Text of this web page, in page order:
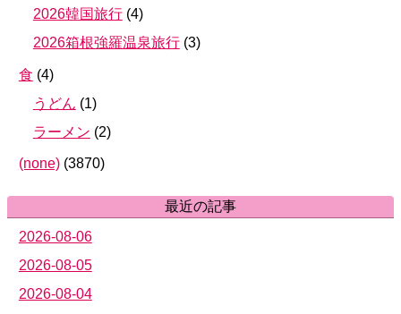
2026韓国旅行 (4)
2026箱根強羅温泉旅行 (3)
食 (4)
うどん (1)
ラーメン (2)
(none) (3870)
最近の記事
2026-08-06
2026-08-05
2026-08-04